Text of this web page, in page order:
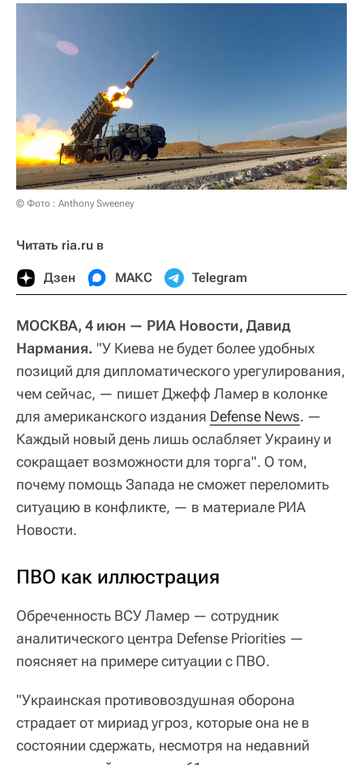
© Фото : Anthony Sweeney
Читать ria.ru в
Дзен МАКС Telegram
МОСКВА, 4 июн — РИА Новости, Давид
Нармания. "У Киева не будет более удобных
позиций для дипломатического урегулирования,
чем сейчас, — пишет Джефф Ламер в колонке
для американского издания Defense News. —
Каждый новый день лишь ослабляет Украину и
сокращает возможности для торга". О том,
почему помощь Запада не сможет переломить
ситуацию в конфликте, — в материале РИА
Новости.
ПВО как иллюстрация
Обреченность ВСУ Ламер — сотрудник
аналитического центра Defense Priorities —
поясняет на примере ситуации с ПВО.
"Украинская противовоздушная оборона
страдает от мириад угроз, которые она не в
состоянии сдержать, несмотря на недавний